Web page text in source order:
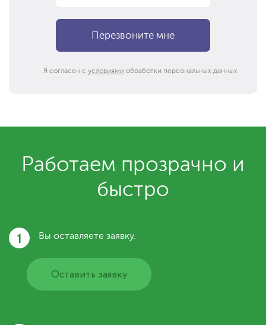
Я согласен с условиями обработки персональных данных
Работаем прозрачно и
быстро
1 Вы оставляете заявку.
Оставить заявку